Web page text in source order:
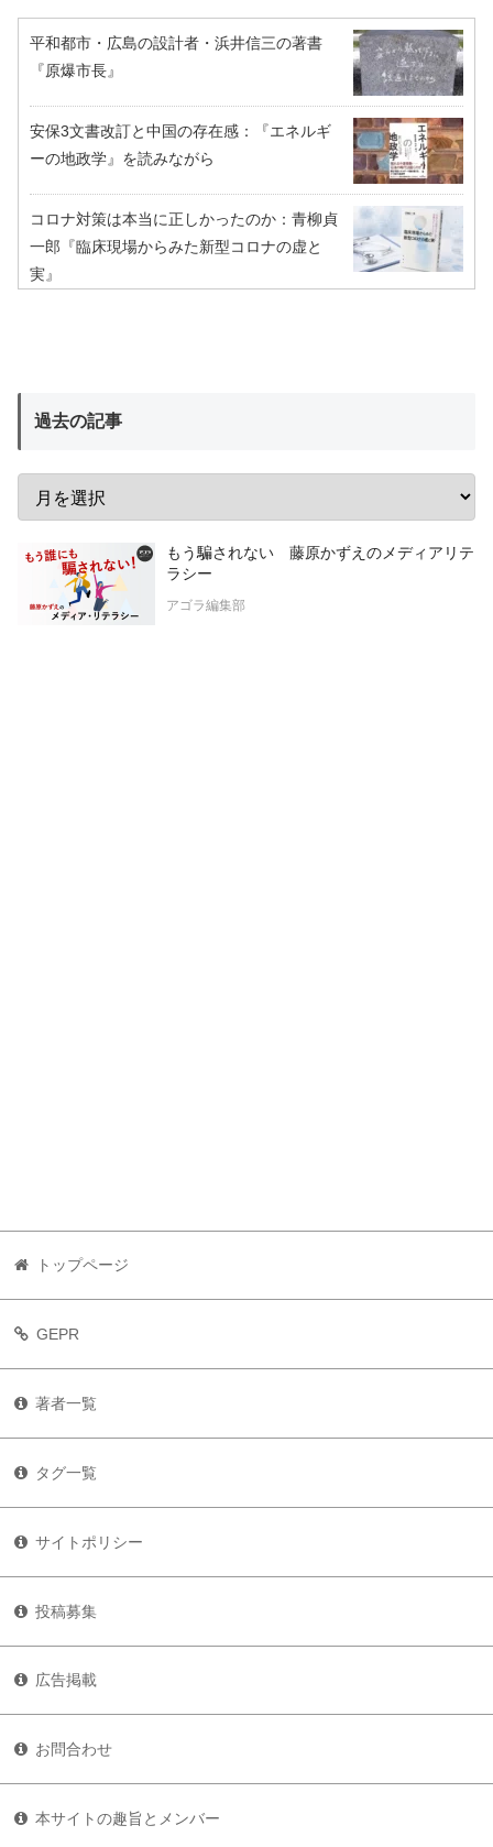
平和都市・広島の設計者・浜井信三の著書
『原爆市長』
安保3文書改訂と中国の存在感：『エネルギ
ーの地政学』を読みながら
コロナ対策は本当に正しかったのか：青柳貞
一郎『臨床現場からみた新型コロナの虚と
実』
過去の記事
もう騙されない 藤原かずえのメディアリテ
ラシー
アゴラ編集部
トップページ
GEPR
著者一覧
タグ一覧
サイトポリシー
投稿募集
広告掲載
お問合わせ
本サイトの趣旨とメンバー